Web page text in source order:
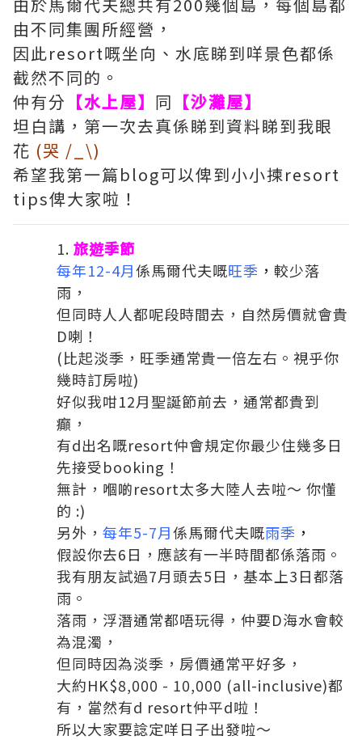
由不同集團所經營，
因此resort嘅坐向、水底睇到咩景色都係
截然不同的。
仲有分 【水上屋】 同 【沙灘屋】
坦白講，第一次去真係睇到資料睇到我眼
花 (哭 /_\)
希望我第一篇blog可以俾到小小揀resort
tips俾大家啦！
旅遊季節
每年12-4月係馬爾代夫嘅旺季 ， 較少落
雨，
但同時人人都呢段時間去，自然房價就會貴
D喇！
(比起淡季，旺季通常貴一倍左右。視乎你
幾時訂房啦)
好似我咁12月聖誕節前去，通常都貴到
癲，
有d出名嘅resort仲會規定你最少住幾多日
先接受booking！
無計，嗰啲resort太多大陸人去啦～ 你懂
的 :)
另外， 每年5-7月係馬爾代夫嘅雨季 ，
假設你去6日，應該有一半時間都係落雨。
我有朋友試過7月頭去5日，基本上3日都落
雨。
落雨，浮潛通常都唔玩得，仲要D海水會較
為混濁，
但同時因為淡季，房價通常平好多，
大約HK$8,000 - 10,000 (all-inclusive)都
有，當然有d resort仲平d啦！
所以大家要諗定咩日子出發啦～